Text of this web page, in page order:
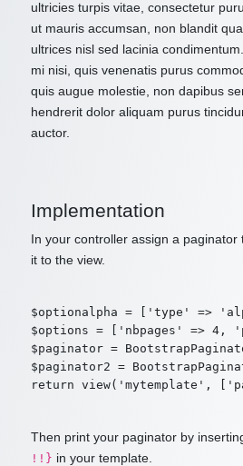
ultricies turpis vitae, consectetur
ut mauris accumsan, non blandit
ultrices nisl sed lacinia
mi nisi, quis venenatis purus
quis augue molestie, non dapibus
hendrerit dolor aliquam purus
auctor.
Implementation
In your controller assign a paginator
it to the view.
$optionalpha = ['type' =>
$options = ['nbpages' => 4,
$paginator =
$paginator2 =
Then print your paginator by
!!} in your template.